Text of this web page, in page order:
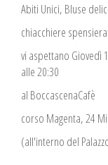
Abiti Unici, Bluse
chiacchiere
vi aspettano Giovedì
alle 20:30
al BoccascenaCafè
corso Magenta, 24
(all'interno del